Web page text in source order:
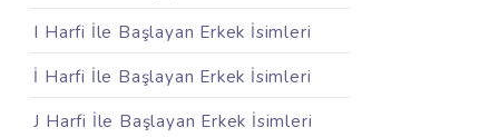
I Harfi İle Başlayan Erkek İsimleri
İ Harfi İle Başlayan Erkek İsimleri
J Harfi İle Başlayan Erkek İsimleri